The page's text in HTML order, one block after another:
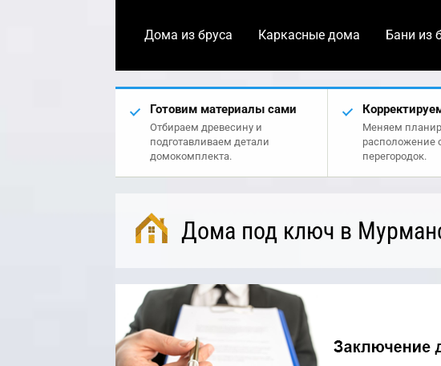
Дома из бруса Каркасные дома Бани из
Готовим материалы сами
Отбираем древесину и
подготавливаем детали
домокомплекта.
Меняем
расположение
перегородок.
Дома под ключ в